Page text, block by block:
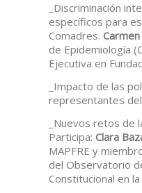
_Discriminación
específicos para
Comadres.
de Epidemiología
Ejecutiva en
_Impacto de las
representantes
_Nuevos retos de
Participa: Clara
MAPFRE y
del Observatorio
Constitucional en